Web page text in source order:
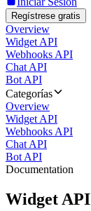
Regístrese gratis
Overview
Widget API
Webhooks API
Chat API
Bot API
Categorías
Overview
Widget API
Webhooks API
Chat API
Bot API
Documentation
Widget API